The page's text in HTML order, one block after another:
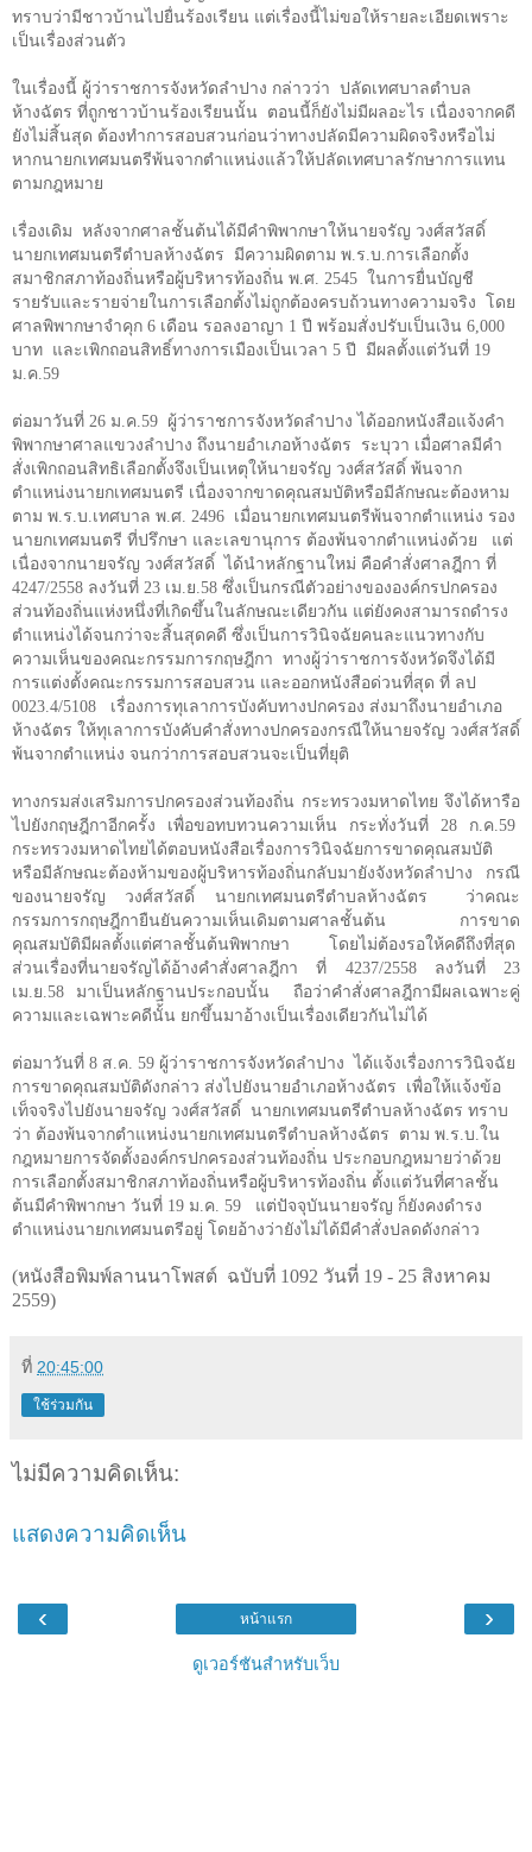
ทราบว่ามีชาวบ้านไปยื่นร้องเรียน แต่เรื่องนี้ไม่ขอให้รายละเอียดเพราะ
เป็นเรื่องส่วนตัว
ในเรื่องนี้ ผู้ว่าราชการจังหวัดลำปาง กล่าวว่า ปลัดเทศบาลตำบล
ห้างฉัตร ที่ถูกชาวบ้านร้องเรียนนั้น ตอนนี้ก็ยังไม่มีผลอะไร เนื่องจากคดี
ยังไม่สิ้นสุด ต้องทำการสอบสวนก่อนว่าทางปลัดมีความผิดจริงหรือไม่
หากนายกเทศมนตรีพ้นจากตำแหน่งแล้วให้ปลัดเทศบาลรักษาการแทน
ตามกฎหมาย
เรื่องเดิม หลังจากศาลชั้นต้นได้มีคำพิพากษาให้นายจรัญ วงศ์สวัสดิ์
นายกเทศมนตรีตำบลห้างฉัตร มีความผิดตาม พ.ร.บ.การเลือกตั้ง
สมาชิกสภาท้องถิ่นหรือผู้บริหารท้องถิ่น พ.ศ. 2545 ในการยื่นบัญชี
รายรับและรายจ่ายในการเลือกตั้งไม่ถูกต้องครบถ้วนทางความจริง โดย
ศาลพิพากษาจำคุก 6 เดือน รอลงอาญา 1 ปี พร้อมสั่งปรับเป็นเงิน 6,000
บาท และเพิกถอนสิทธิ์ทางการเมืองเป็นเวลา 5 ปี มีผลตั้งแต่วันที่ 19
ม.ค.59
ต่อมาวันที่ 26 ม.ค.59 ผู้ว่าราชการจังหวัดลำปาง ได้ออกหนังสือแจ้งคำ
พิพากษาศาลแขวงลำปาง ถึงนายอำเภอห้างฉัตร ระบุวา เมื่อศาลมีคำ
สั่งเพิกถอนสิทธิเลือกตั้งจึงเป็นเหตุให้นายจรัญ วงศ์สวัสดิ์ พ้นจาก
ตำแหน่งนายกเทศมนตรี เนื่องจากขาดคุณสมบัติหรือมีลักษณะต้องหาม
ตาม พ.ร.บ.เทศบาล พ.ศ. 2496 เมื่อนายกเทศมนตรีพ้นจากตำแหน่ง รอง
นายกเทศมนตรี ที่ปรึกษา และเลขานุการ ต้องพ้นจากตำแหน่งด้วย แต่
เนื่องจากนายจรัญ วงศ์สวัสดิ์ ได้นำหลักฐานใหม่ คือคำสั่งศาลฎีกา ที่
4247/2558 ลงวันที่ 23 เม.ย.58 ซึ่งเป็นกรณีตัวอย่างขององค์กรปกครอง
ส่วนท้องถิ่นแห่งหนึ่งที่เกิดขึ้นในลักษณะเดียวกัน แต่ยังคงสามารถดำรง
ตำแหน่งได้จนกว่าจะสิ้นสุดคดี ซึ่งเป็นการวินิจฉัยคนละแนวทางกับ
ความเห็นของคณะกรรมการกฤษฎีกา ทางผู้ว่าราชการจังหวัดจึงได้มี
การแต่งตั้งคณะกรรมการสอบสวน และออกหนังสือด่วนที่สุด ที่ ลป
0023.4/5108 เรื่องการทุเลาการบังคับทางปกครอง ส่งมาถึงนายอำเภอ
ห้างฉัตร ให้ทุเลาการบังคับคำสั่งทางปกครองกรณีให้นายจรัญ วงศ์สวัสดิ์
พ้นจากตำแหน่ง จนกว่าการสอบสวนจะเป็นที่ยุติ
ทางกรมส่งเสริมการปกครองส่วนท้องถิ่น กระทรวงมหาดไทย จึงได้หารือ
ไปยังกฤษฎีกาอีกครั้ง เพื่อขอทบทวนความเห็น กระทั่งวันที่ 28 ก.ค.59
กระทรวงมหาดไทยได้ตอบหนังสือเรื่องการวินิจฉัยการขาดคุณสมบัติ
หรือมีลักษณะต้องห้ามของผู้บริหารท้องถิ่นกลับมายังจังหวัดลำปาง กรณี
ของนายจรัญ วงศ์สวัสดิ์ นายกเทศมนตรีตำบลห้างฉัตร ว่าคณะ
กรรมการกฤษฎีกายืนยันความเห็นเดิมตามศาลชั้นต้น การขาด
คุณสมบัติมีผลตั้งแต่ศาลชั้นต้นพิพากษา โดยไม่ต้องรอให้คดีถึงที่สุด
ส่วนเรื่องที่นายจรัญได้อ้างคำสั่งศาลฎีกา ที่ 4237/2558 ลงวันที่ 23
เม.ย.58 มาเป็นหลักฐานประกอบนั้น ถือว่าคำสั่งศาลฎีกามีผลเฉพาะคู่
ความและเฉพาะคดีนั้น ยกขึ้นมาอ้างเป็นเรื่องเดียวกันไม่ได้
ต่อมาวันที่ 8 ส.ค. 59 ผู้ว่าราชการจังหวัดลำปาง ได้แจ้งเรื่องการวินิจฉัย
การขาดคุณสมบัติดังกล่าว ส่งไปยังนายอำเภอห้างฉัตร เพื่อให้แจ้งข้อ
เท็จจริงไปยังนายจรัญ วงศ์สวัสดิ์ นายกเทศมนตรีตำบลห้างฉัตร ทราบ
ว่า ต้องพ้นจากตำแหน่งนายกเทศมนตรีตำบลห้างฉัตร ตาม พ.ร.บ.ใน
กฎหมายการจัดตั้งองค์กรปกครองส่วนท้องถิ่น ประกอบกฎหมายว่าด้วย
การเลือกตั้งสมาชิกสภาท้องถิ่นหรือผู้บริหารท้องถิ่น ตั้งแต่วันที่ศาลชั้น
ต้นมีคำพิพากษา วันที่ 19 ม.ค. 59
แต่ปัจจุบันนายจรัญ ก็ยังคงดำรง
ตำแหน่งนายกเทศมนตรีอยู่ โดยอ้างว่ายังไม่ได้มีคำสั่งปลดดังกล่าว
(หนังสือพิมพ์ลานนาโพสต์ ฉบับที่ 1092 วันที่ 19 - 25 สิงหาคม
2559)
ที่ 20:45:00
ใช้ร่วมกัน
ไม่มีความคิดเห็น:
แสดงความคิดเห็น
‹ ›
หน้าแรก
ดูเวอร์ชันสำหรับเว็บ